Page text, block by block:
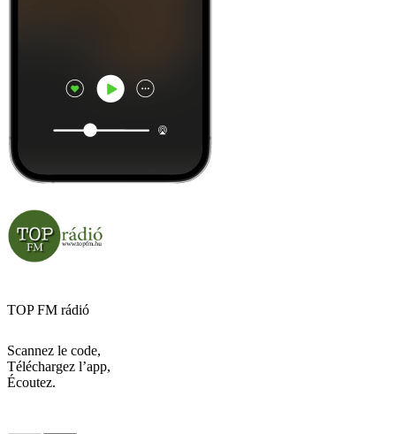
TOP FM rádió
Scannez le code,
Téléchargez l’app,
Écoutez.